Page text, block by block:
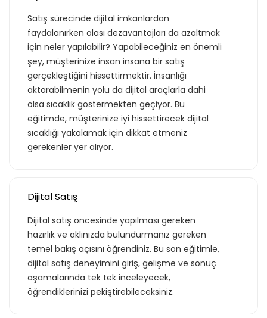
Satış sürecinde dijital imkanlardan
faydalanırken olası dezavantajları da azaltmak
için neler yapılabilir? Yapabileceğiniz en önemli
şey, müşterinize insan insana bir satış
gerçekleştiğini hissettirmektir. İnsanlığı
aktarabilmenin yolu da dijital araçlarla dahi
olsa sıcaklık göstermekten geçiyor. Bu
eğitimde, müşterinize iyi hissettirecek dijital
sıcaklığı yakalamak için dikkat etmeniz
gerekenler yer alıyor.
Dijital Satış
Dijital satış öncesinde yapılması gereken
hazırlık ve aklınızda bulundurmanız gereken
temel bakış açısını öğrendiniz. Bu son eğitimle,
dijital satış deneyimini giriş, gelişme ve sonuç
aşamalarında tek tek inceleyecek,
öğrendiklerinizi pekiştirebileceksiniz.